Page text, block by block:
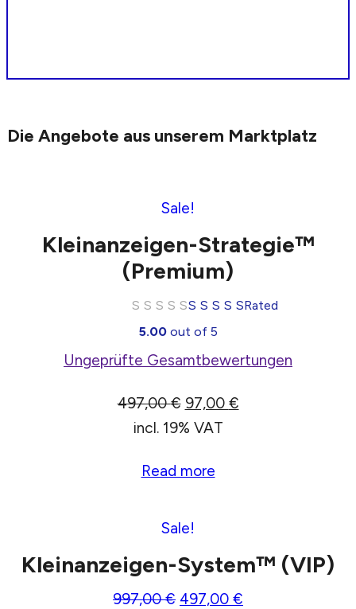
Die Angebote aus unserem Marktplatz
Sale!
Kleinanzeigen-Strategie™
(Premium)
Rated
5.00out of 5
Ungeprüfte Gesamtbewertungen
497,00€ 97,00 €
incl. 19% VAT
Read more
Sale!
Kleinanzeigen-System™ (VIP)
997,00€ 497,00 €